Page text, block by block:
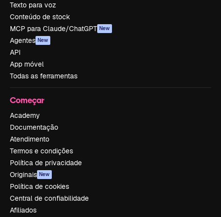
Texto para voz
Conteúdo de stock
MCP para Claude/ChatGPT New
Agentes New
API
App móvel
Todas as ferramentas
Começar
Academy
Documentação
Atendimento
Termos e condições
Política de privacidade
Originais New
Política de cookies
Central de confiabilidade
Afiliados